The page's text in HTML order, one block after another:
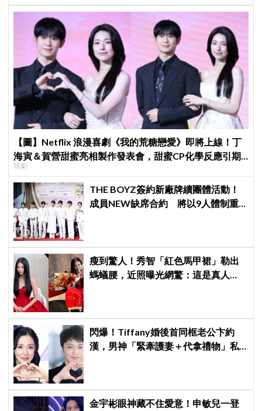
【圖】Netflix 浪漫喜劇《我的荒糖戀愛》即將上線！丁
海寅＆賀營甜蜜亮相製作發表會，甜蜜CP化學反應引期
待
韓劇
THE BOYZ簽約新廠牌續團體活動！
成員NEW缺席合約 將以9人體制重
瘦到驚人！秀智「紅色馬甲裙」勒出
螞蟻腰，近照曝光網驚：這是真人
閃爆！Tiffany婚後首同框老公卞約
漢，男神「緊牽護妻＋代拿禮物」私
金宇彬眼神藏不住愛意！申敏兒一登